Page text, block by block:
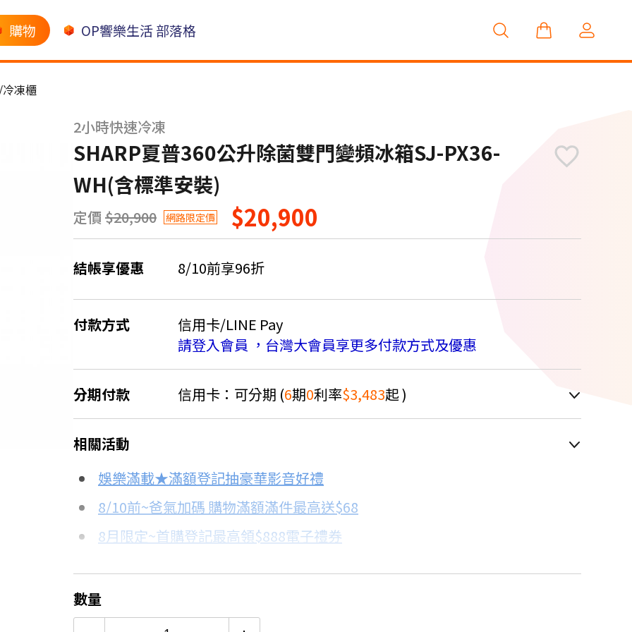
購物 OP響樂生活 部落格
凍櫃
2小時快速冷凍
SHARP夏普360公升除菌雙門變頻冰箱SJ-PX36-
WH(含標準安裝)
定價 $20,900 網路限定價 $20,900
結帳享優惠 8/10前享96折
付款方式
信用卡/LINE Pay
請登入會員 ，台灣大會員享更多付款方式及優惠
分期付款 信用卡：可分期 (6期0利率$3,483起 )
＊實際可分期數、適用利率，請以購物車顯示為主
信用卡分期
分期數
3期 0利率
每期金額
$6,966
$1,863
配合銀行/業者
18家銀行/業者
相關活動
娛樂滿載★滿額登記抽豪華影音好禮
8/10前~爸氣加碼 購物滿額滿件最高送$68
8月限定~首購登記最高領$888電子禮券
更多信用卡分期0利率滿額享回饋
數量